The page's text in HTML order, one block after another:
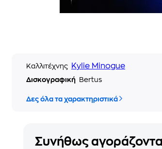
Καλλιτέχνης Kylie Minogue
Δισκογραφική
Bertus
Δες όλα τα χαρακτηριστικά
Συνήθως